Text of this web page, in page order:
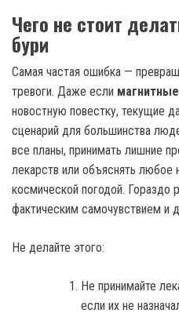
Чего не стоит
бури
Самая частая ошибка —
тревоги. Даже если
новостную повестку, текущие
сценарий для большинства
все планы, принимать лишние
лекарств или объяснять любое
космической погодой. Гораздо
фактическим самочувствием и
Не делайте этого:
Не принимайте
если их не